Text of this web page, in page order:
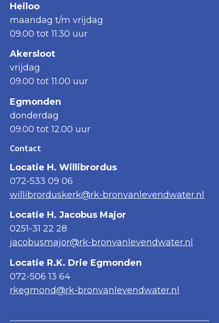
Heiloo
maandag t/m vrijdag
09.00 tot 11.30 uur
Akersloot
vrijdag
09.00 tot 11.00 uur
Egmonden
donderdag
09.00 tot 12.00 uur
Contact
Locatie H. Willibrordus
072-533 09 06
willibrorduskerk@rk-bronvanlevendwater.nl
Locatie H. Jacobus Major
0251-31 22 28
jacobusmajor@rk-bronvanlevendwater.nl
Locatie R.K. Drie Egmonden
072-506 13 64
rkegmond@rk-bronvanlevendwater.nl